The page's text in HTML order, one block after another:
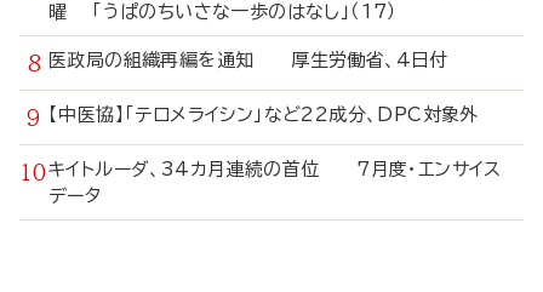
曜 「うぱのちいさな一歩のはなし」（17）
医政局の組織再編を通知 厚生労働省、4日付
【中医協】「テロメライシン」など22成分、DPC対象外
キイトルーダ、34カ月連続の首位 7月度・エンサイス
データ